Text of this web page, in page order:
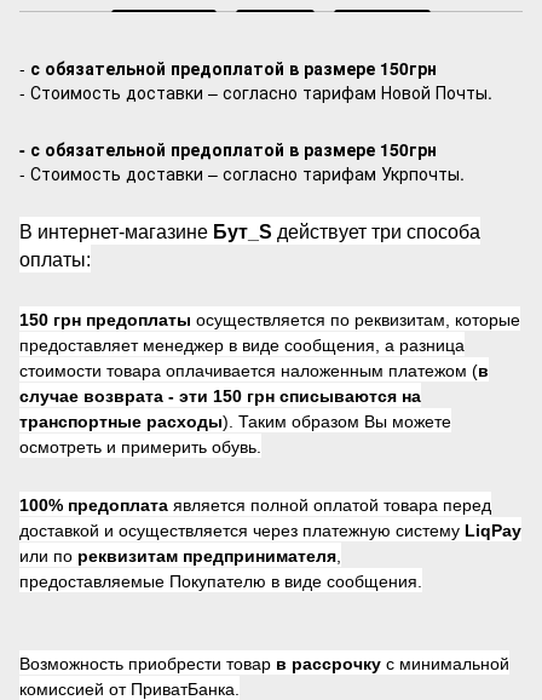
- с обязательной предоплатой в размере 150грн
- Стоимость доставки – согласно тарифам Новой Почты.
- с обязательной предоплатой в размере 150грн
- Стоимость доставки – согласно тарифам Укрпочты.
В интернет-магазине Бут_S действует три способа
оплаты:
150 грн предоплаты осуществляется по реквизитам, которые
предоставляет менеджер в виде сообщения, а разница
стоимости товара оплачивается наложенным платежом (в
случае возврата - эти 150 грн списываются на
транспортные расходы). Таким образом Вы можете
осмотреть и примерить обувь.
100% предоплата является полной оплатой товара перед
доставкой и осуществляется через платежную систему LiqPay
или по реквизитам предпринимателя
предоставляемые Покупателю в виде сообщения.
Возможность приобрести товар в рассрочку с минимальной
комиссией от ПриватБанка.